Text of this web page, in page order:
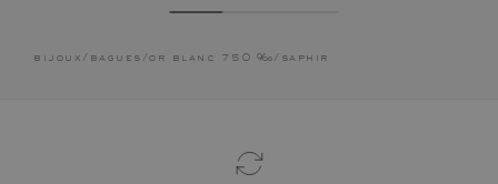
bijoux / bagues / or blanc 750 ‰ / saphir